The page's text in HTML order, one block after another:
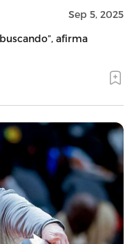
Sep 5, 2025
afirma